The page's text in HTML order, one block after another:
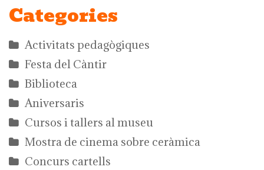
Categories
Activitats pedagògiques
Festa del Càntir
Biblioteca
Aniversaris
Cursos i tallers al museu
Mostra de cinema sobre ceràmica
Concurs cartells